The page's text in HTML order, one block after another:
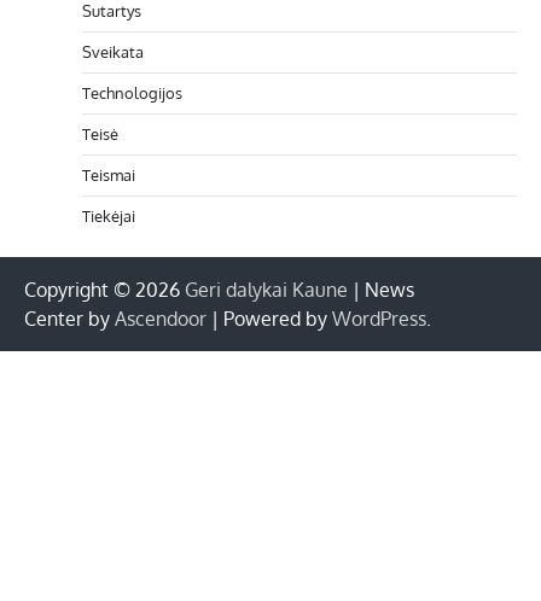
Sutartys
Sveikata
Technologijos
Teisė
Teismai
Tiekėjai
Copyright © 2026 Geri dalykai Kaune | News
Center by Ascendoor | Powered by WordPress.